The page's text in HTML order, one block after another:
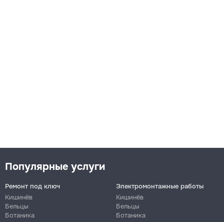
Популярные услуги
Ремонт под ключ
Кишинёв
Бельцы
Ботаника
Электромонтажные работы
Кишинёв
Бельцы
Ботаника